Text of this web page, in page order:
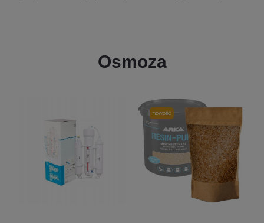
Osmoza
nowość